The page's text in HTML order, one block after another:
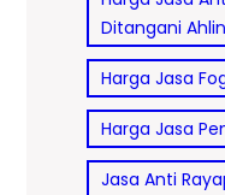
Ditangani
Harga Jasa
Harga Jasa
Jasa Anti